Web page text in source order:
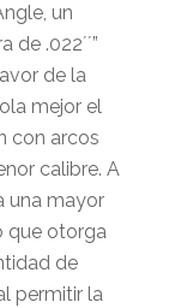
un
.022´´”
de la
mejor el
con arcos
calibre. A
una mayor
que otorga
de
permitir la